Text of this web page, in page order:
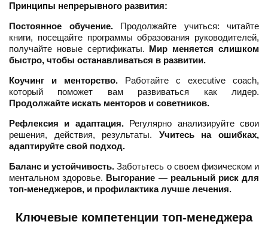
Принципы непрерывного развития:
Постоянное обучение.Продолжайте учиться: читайте
книги, посещайте программы образования руководителей,
получайте новые сертификаты. Мир меняется слишком
быстро, чтобы останавливаться в развитии.
Коучинг и менторство. Работайте с executive coach,
который поможет вам развиваться как лидер.
Продолжайте искать менторов и советников.
Рефлексия и адаптация.Регулярно анализируйте свои
решения, действия, результаты. Учитесь на ошибках,
адаптируйте свой подход.
Баланс и устойчивость. Заботьтесь о своем физическом и
ментальном здоровье. Выгорание — реальный риск для
топ-менеджеров, и профилактика лучше лечения.
Ключевые компетенции топ-менеджера